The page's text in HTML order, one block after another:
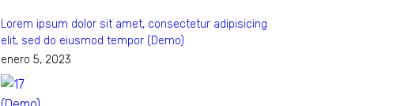
Lorem ipsum dolor sit amet, consectetur adipisicing
elit, sed do eiusmod tempor (Demo)
enero 5, 2023